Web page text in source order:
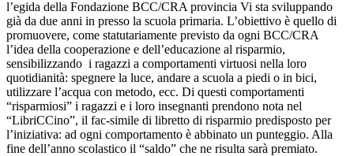
l’egida della Fondazione BCC/CRA provincia Vi sta sviluppando
già da due anni in presso la scuola primaria. L’obiettivo è quello di
promuovere, come statutariamente previsto da ogni BCC/CRA
l’idea della cooperazione e dell’educazione al risparmio,
sensibilizzando i ragazzi a comportamenti virtuosi nella loro
quotidianità: spegnere la luce, andare a scuola a piedi o in bici,
utilizzare l’acqua con metodo, ecc. Di questi comportamenti
“risparmiosi” i ragazzi e i loro insegnanti prendono nota nel
“LibriCCino”, il fac-simile di libretto di risparmio predisposto per
l’iniziativa: ad ogni comportamento è abbinato un punteggio. Alla
fine dell’anno scolastico il “saldo” che ne risulta sarà premiato.